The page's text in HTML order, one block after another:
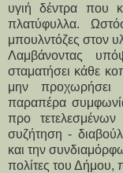
υγιή δέντρα που
πλατύφυλλα.
μπουλντόζες στον
Λαμβάνοντας
σταματήσει κάθε
μην προχωρήσει
παραπέρα
προ τετελεσμένων
συζήτηση -
και την
πολίτες του Δήμου,